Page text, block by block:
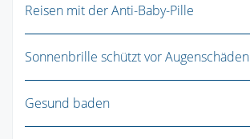
Reisen mit der Anti-Baby-Pille
Sonnenbrille schützt vor Augenschäden
Gesund baden